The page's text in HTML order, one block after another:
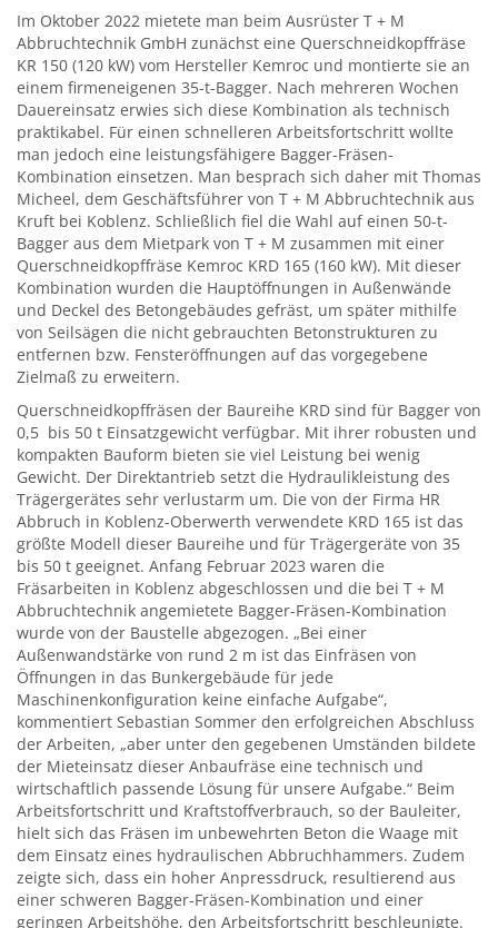
Im Oktober 2022 mietete man beim Ausrüster T + M
Abbruchtechnik GmbH zunächst eine Querschneidkopffräse
KR 150 (120 kW) vom Hersteller Kemroc und montierte sie an
einem firmeneigenen 35-t-Bagger. Nach mehreren Wochen
Dauereinsatz erwies sich diese Kombination als technisch
praktikabel. Für einen schnelleren Arbeitsfortschritt wollte
man jedoch eine leistungsfähigere Bagger-Fräsen-
Kombination einsetzen. Man besprach sich daher mit Thomas
Micheel, dem Geschäftsführer von T + M Abbruchtechnik aus
Kruft bei Koblenz. Schließlich fiel die Wahl auf einen 50-t-
Bagger aus dem Mietpark von T + M zusammen mit einer
Querschneidkopffräse Kemroc KRD 165 (160 kW). Mit dieser
Kombination wurden die Hauptöffnungen in Außenwände
und Deckel des Betongebäudes gefräst, um später mithilfe
von Seilsägen die nicht gebrauchten Betonstrukturen zu
entfernen bzw. Fensteröffnungen auf das vorgegebene
Zielmaß zu erweitern.
Querschneidkopffräsen der Baureihe KRD sind für Bagger von
0,5 bis 50 t Einsatzgewicht verfügbar. Mit ihrer robusten und
kompakten Bauform bieten sie viel Leistung bei wenig
Gewicht. Der Direktantrieb setzt die Hydraulikleistung des
Trägergerätes sehr verlustarm um. Die von der Firma HR
Abbruch in Koblenz-Oberwerth verwendete KRD 165 ist das
größte Modell dieser Baureihe und für Trägergeräte von 35
bis 50 t geeignet. Anfang Februar 2023 waren die
Fräsarbeiten in Koblenz abgeschlossen und die bei T + M
Abbruchtechnik angemietete Bagger-Fräsen-Kombination
wurde von der Baustelle abgezogen. „Bei einer
Außenwandstärke von rund 2 m ist das Einfräsen von
Öffnungen in das Bunkergebäude für jede
Maschinenkonfiguration keine einfache Aufgabe“,
kommentiert Sebastian Sommer den erfolgreichen Abschluss
der Arbeiten, „aber unter den gegebenen Umständen bildete
der Mieteinsatz dieser Anbaufräse eine technisch und
wirtschaftlich passende Lösung für unsere Aufgabe.“ Beim
Arbeitsfortschritt und Kraftstoffverbrauch, so der Bauleiter,
hielt sich das Fräsen im unbewehrten Beton die Waage mit
dem Einsatz eines hydraulischen Abbruchhammers. Zudem
zeigte sich, dass ein hoher Anpressdruck, resultierend aus
einer schweren Bagger-Fräsen-Kombination und einer
geringen Arbeitshöhe, den Arbeitsfortschritt beschleunigte.